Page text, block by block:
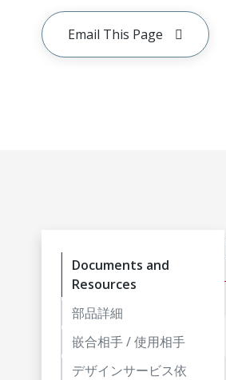
Email This Page
Documents and
Resources
部品詳細
嵌合相手 / 使用相手
デザインサービス依